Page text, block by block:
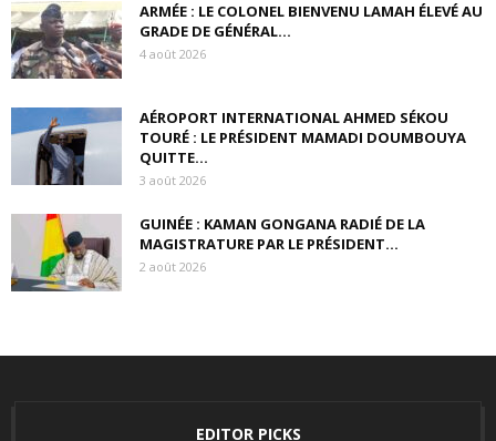
ARMÉE : LE COLONEL BIENVENU LAMAH ÉLEVÉ AU
GRADE DE GÉNÉRAL...
4 août 2026
AÉROPORT INTERNATIONAL AHMED SÉKOU
TOURÉ : LE PRÉSIDENT MAMADI DOUMBOUYA
QUITTE...
3 août 2026
GUINÉE : KAMAN GONGANA RADIÉ DE LA
MAGISTRATURE PAR LE PRÉSIDENT...
2 août 2026
EDITOR PICKS